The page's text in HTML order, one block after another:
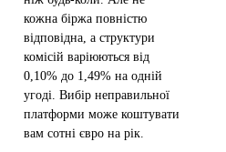
кожна біржа повністю
відповідна, а структури
комісій варіюються від
0,10% до 1,49% на одній
угоді. Вибір неправильної
платформи може коштувати
вам сотні євро на рік.